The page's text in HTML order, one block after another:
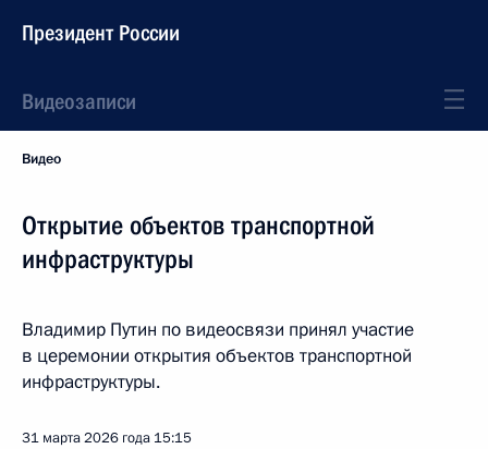
Президент России
Видеозаписи
Видео
Открытие объектов транспортной
инфраструктуры
Владимир Путин по видеосвязи принял участие
в церемонии открытия объектов транспортной
инфраструктуры.
31 марта 2026 года 15:15